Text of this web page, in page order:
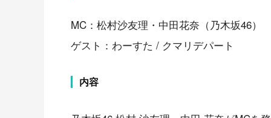
MC：松村沙友理・中田花奈（乃木坂46）
ゲスト：わーすた / クマリデパート
内容